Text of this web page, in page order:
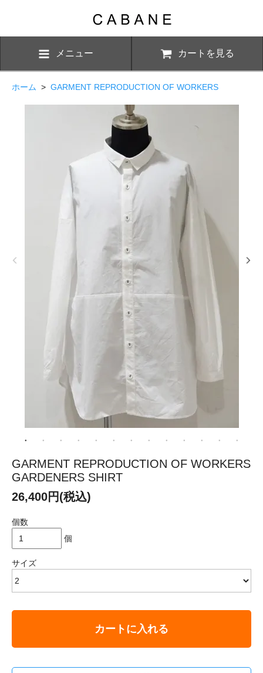
メニュー カートを見る
ホーム > GARMENT REPRODUCTION OF WORKERS
GARMENT REPRODUCTION OF WORKERS
GARDENERS SHIRT
26,400円(税込)
個数
個
サイズ
カートに入れる